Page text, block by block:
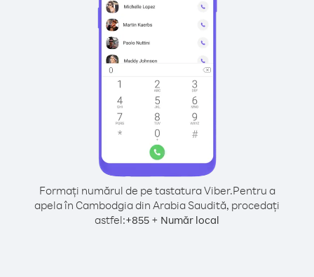
Formați numărul de pe tastatura Viber.Pentru a
apela în Cambodgia din Arabia Saudită, procedați
astfel:+855 + Număr local